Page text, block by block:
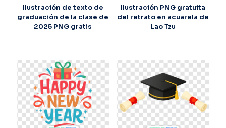
Ilustración de texto de
graduación de la clase de
2025 PNG gratis
Ilustración PNG gratuita
del retrato en acuarela de
Lao Tzu